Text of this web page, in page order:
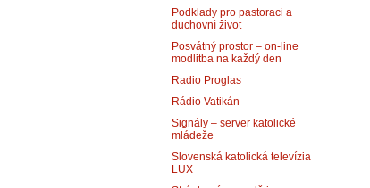
Podklady pro pastoraci a
duchovní život
Posvátný prostor – on-line
modlitba na každý den
Radio Proglas
Rádio Vatikán
Signály – server katolické
mládeže
Slovenská katolická televízia
LUX